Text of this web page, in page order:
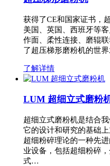
获得了CE和国家证书，
美国、英国、西班牙等
作面、柔性连接、磨辊
了超压梯形磨粉机的世
了解详情
LUM 超细立式磨粉
超细立式磨粉机是结合
它的设计和研究的基础
超细粉碎理论的一种先
业设备，包括超细粉碎
式…